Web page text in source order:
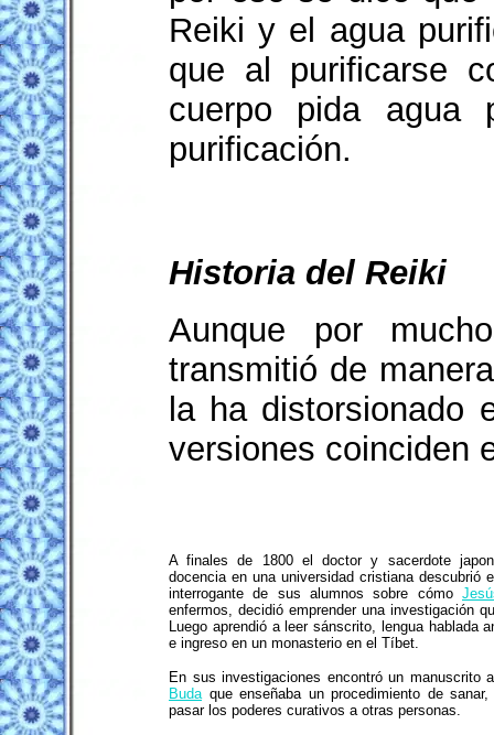
Reiki y el agua
que al purificarse
cuerpo pida agua
purificación.
Historia del Reiki
Aunque por
transmitió de
la ha distorsionado
versiones coinciden
A finales de 1800 el doctor y sacerdote
docencia en una universidad cristiana descubrió
interrogante de sus alumnos sobre cómo
enfermos, decidió emprender una investigación
Luego aprendió a leer sánscrito, lengua hablada
e ingreso en un monasterio en el Tíbet.
En sus investigaciones encontró un manuscrito
Budaque enseñaba un procedimiento de
pasar los poderes curativos a otras personas.